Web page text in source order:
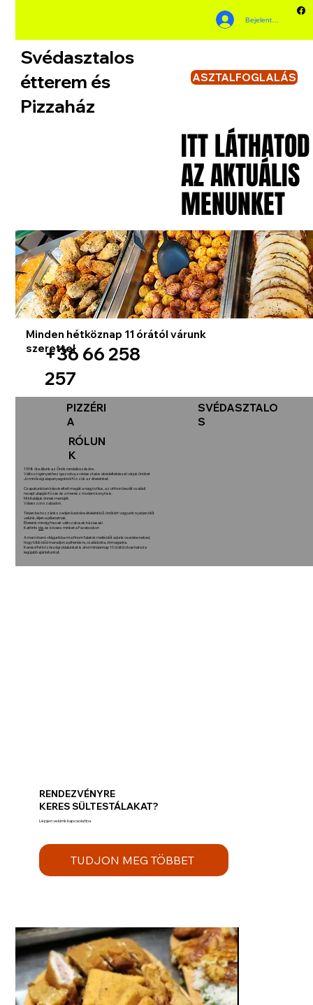
Bejelentkezés
Svédasztalos
étterem és
Pizzaház
ASZTALFOGLALÁS
ITT LÁTHATOD
AZ AKTUÁLIS
MENUNKET
ITT LÁTHATOD
AZ AKTUÁLIS
MENUNKET
Minden hétköznap 11 órától várunk
szerettel
+36 66 258
257
PIZZÉRI
A
SVÉDASZTALO
S
RÓLUN
K
1998 óta állunk az Önök rendelkezésére .
Változó igényekhez igazodva, svédasztalos ebédeltetéssel várjuk önöket
Jó minőségi alapanyagokból főzzük az ételeinket.
Csapatunkban képviselteti magát a nagyi stílus, az otthon bevált családi
recept alapján főzés és a merész modern konyha is.
Mi kitaláljuk önnek menüjét.
Válasszon szabadon.
Térjen be hozzánk szedjen kedvére ételeinkből. önökért vagyunk nyerjen időt
velünk, éljen a pillanatnak.
Ételeink mindig frissek változatosak háziasak!
Kattintside , és kövess minket a Facebookon
A mai rohanó világunkba mi a finom falatok mellé időt adunk cserébe neked,
hogy több időd maradjon a pihenésre, családodra, önmagadra.
Keresd fel közösségi oldalunkat is ahol mindennap 10 órától olvashatod a
legújabb ajánlatunkat.
TUDJON MEG TÖBBET
Lépjen velümk kapcsolatba
RENDEZVÉNYRE
KERES SÜLTESTÁLAKAT?